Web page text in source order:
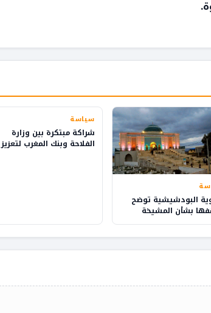
البودشيشية توضح
بشأن المشيخة
شؤون الطريقة
سياسة
شراكة مبتكرة بين وزارة
الفلاحة وبنك المغرب لتعزيز